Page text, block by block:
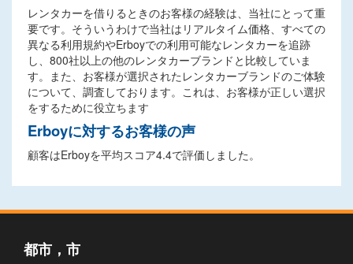
レンタカーを借りるときのお客様の経験は、当社にとって重
要です。そういうわけで当社はリアルタイム価格、すべての
異なる利用規約やErboyでの利用可能なレンタカーを追跡
し、800社以上の他のレンタカーブランドと比較していま
す。また、お客様が選択されたレンタカーブランドのご体験
について、調査しております。これは、お客様が正しい選択
をするために役立ちます
Erboyに対するお客様の声
顧客はErboyを平均スコア4.4で評価しました。
都市，市